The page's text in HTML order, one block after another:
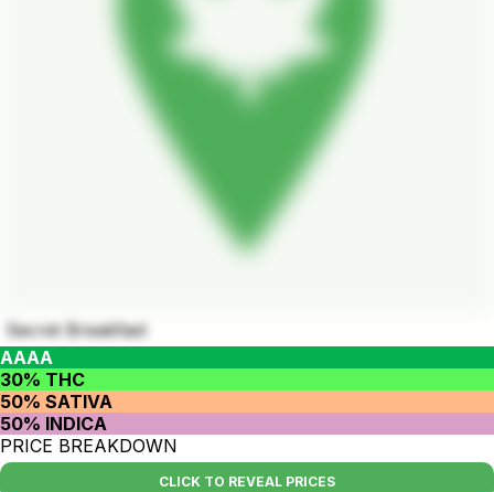
Secret Breakfast
AAAA
30% THC
50% SATIVA
50% INDICA
PRICE BREAKDOWN
CLICK TO REVEAL PRICES